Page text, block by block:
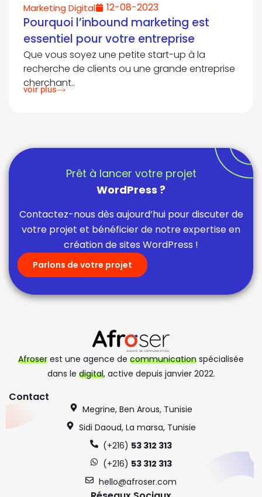
Marketing Digital 12-08-2023
Pourquoi l’inbound marketing est
essentiel pour votre entreprise
Que vous soyez une petite start-up à la
recherche de clients ou une grande entreprise
cherchant..
voir plus
Prêt à lancer votre projet
WordPress ?
Contactez-nous dès aujourd’hui pour discuter de
votre projet et bénéficier de notre expertise en
création de sites WordPress !
Parlons de votre projet
Afroser est une agence de communication spécialisée
dans le digital, active depuis janvier 2022.
Contact
Megrine, Ben Arous, Tunisie
Sidi Daoud, La marsa, Tunisie
(+216) 53 312 313
(+216) 53 312 313
hello@afroser.com